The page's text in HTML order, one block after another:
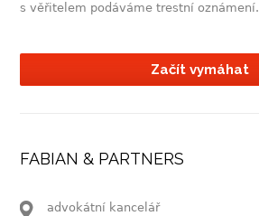
s věřitelem podáváme trestní oznámení.
FABIAN & PARTNERS
advokátní kancelář